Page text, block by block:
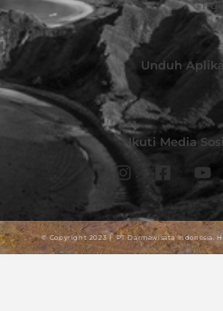
Unduh
Ikuti Media
© Copyright 2023 | PT Darmawisata Indonesia.